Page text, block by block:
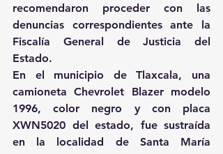
recomendaron proceder con las
denuncias correspondientes ante la
Fiscalía General de Justicia del
Estado.
En el municipio de Tlaxcala, una
camioneta Chevrolet Blazer modelo
1996, color negro y con placa
XWN5020 del estado, fue sustraída
en la localidad de Santa María